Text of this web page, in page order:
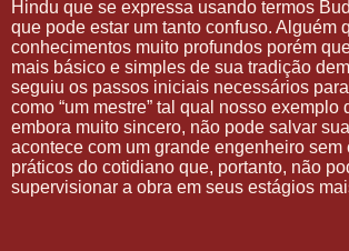
Hindu que se expressa usando termos
que pode estar um tanto confuso. Alguém
conhecimentos muito profundos porém
mais básico e simples de sua tradição
seguiu os passos iniciais necessários
como “um mestre” tal qual nosso exemplo
embora muito sincero, não pode salvar
acontece com um grande engenheiro sem
práticos do cotidiano que, portanto, não
supervisionar a obra em seus estágios